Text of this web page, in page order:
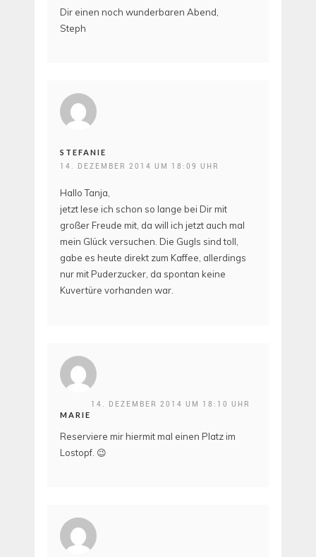
Dir einen noch wunderbaren Abend,
Steph
STEFANIE
14. DEZEMBER 2014 UM 18:09 UHR
Hallo Tanja,
jetzt lese ich schon so lange bei Dir mit
großer Freude mit, da will ich jetzt auch mal
mein Glück versuchen. Die Gugls sind toll,
gabe es heute direkt zum Kaffee, allerdings
nur mit Puderzucker, da spontan keine
Kuvertüre vorhanden war.
MARIE
14. DEZEMBER 2014 UM 18:10 UHR
Reserviere mir hiermit mal einen Platz im
Lostopf. 😉